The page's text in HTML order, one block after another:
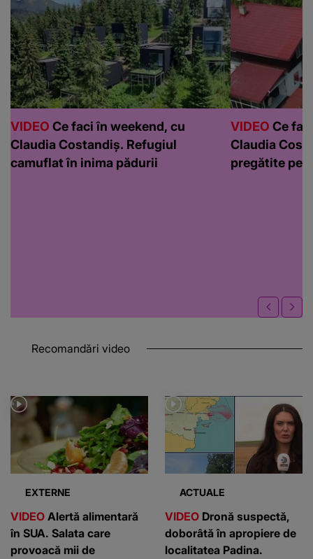
VIDEO Ce faci în weekend, cu
Claudia Costandiș. Refugiul
camuflat în inima pădurii
VIDEO Ce
Claudia
pregătite
Recomandări video
EXTERNE
VIDEO Alertă alimentară
în SUA. Salata care
provoacă mii de
ACTUALE
VIDEO Dronă suspectă,
doborâtă în apropiere de
localitatea Padina.